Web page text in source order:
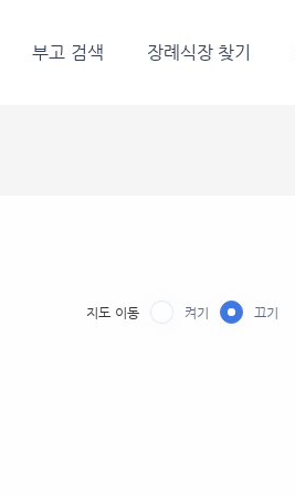
부고 검색 장례식장 찾기
끄기
켜기
지도 이동